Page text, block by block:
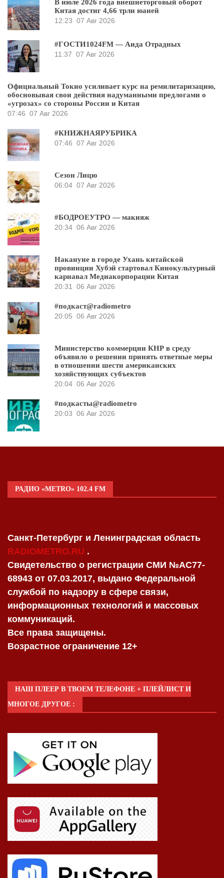
В июле 2026 года внешнеторговый оборот
Китая достиг 4,66 трлн юаней
12:23 07 Авг 2026
#ГОСТИ1024FM — Аида Отрадных
11:37 07 Авг 2026
Официальный Токио усиливает курс на ремилитаризацию,
обосновывая свои действия надуманными предлогами о
«угрозах» со стороны России и Китая
07:46 07 Авг 2026
#КНИЖНАЯРУБРИКА
07:46 07 Авг 2026
Сезон Лицю
06:04 07 Авг 2026
#БОДРОЕУТРО — макияж
20:34 06 Авг 2026
Накануне в городе Ухань китайской
провинции Хубэй стартовал Кинокультурный
карнавал Медиакорпорации Китая
20:31 06 Авг 2026
#подкаст@radiometro
20:05 06 Авг 2026
Министерство коммерции КНР в среду
объявило о решении принять ответные меры
в отношении шести американских
хозяйствующих субъектов
20:04 06 Авг 2026
#подкасты@radiometro
20:03 06 Авг 2026
РАДИО «METRO» 102.4 FM
Санкт-Петербург и Ленинградская область
RADIOMETRO.RU .
Свидетельство о регистрации СМИ №AC77-
68943 от 07.03.2017, выдано Федеральной
службой по надзору в сфере связи,
информационных технологий и массовых
коммуникаций.
Все права защищены.
Возрастное ограничение 12+
НАШ ПЛЕЕР В ТВОЕМ ТЕЛЕФОНЕ + ПЛЕЙЛИСТ И
МНОГОЕ ДРУГОЕ :